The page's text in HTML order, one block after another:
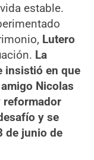
estable.
Lutero
La
insistió en que
Nicolas
reformador
y se
de junio de